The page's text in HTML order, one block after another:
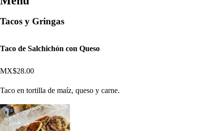
Tacos y Gringas
Taco de Salchichón con Queso
MX$28.00
Taco en tortilla de maíz, queso y carne.